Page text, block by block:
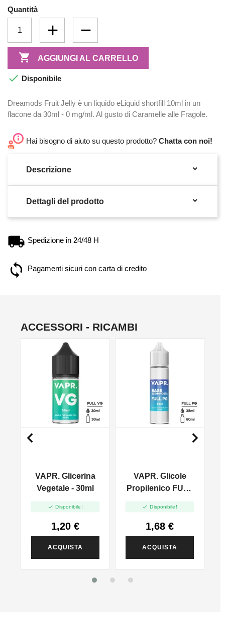
Quantità
 AGGIUNGI AL CARRELLO
 Disponibile
Dreamods Fruit Jelly è un liquido eLiquid shortfill 10ml in un
flacone da 30ml - 0 mg/ml. Al gusto di Caramelle alle Fragole.
Hai bisogno di aiuto su questo prodotto? Chatta con noi!
Descrizione 
Dettagli del prodotto 
Spedizione in 24/48 H
Pagamenti sicuri con carta di credito
ACCESSORI - RICAMBI
VAPR. Glicerina
Vegetale - 30ml
 Disponibile!
1,20 €
ACQUISTA
VAPR. Glicole
Propilenico FULL
 Disponibile!
1,68 €
ACQUISTA
 